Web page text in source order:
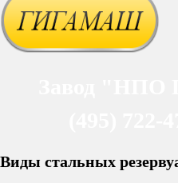
Виды стальных